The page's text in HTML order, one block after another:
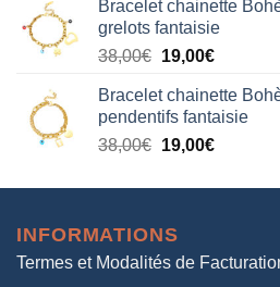
initial
était :
38,00€.
actuel
est :
19,00€.
Bracelet chainette
grelots fantaisie
38,00€ Le
initial
était :
38,00€.
19,00€Le
actuel
est :
19,00€.
Bracelet chainette
pendentifs fantaisie
38,00€ Le
initial
38,00€.
19,00€Le
actuel
INFORMATIONS
Termes et Modalités de